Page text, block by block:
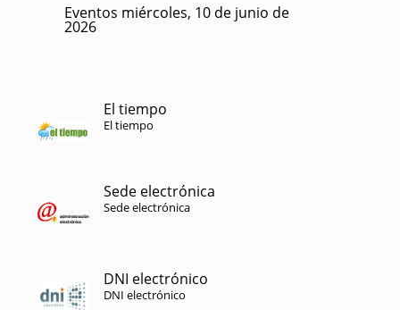
Eventos miércoles, 10 de junio de
2026
El tiempo
El tiempo
Sede electrónica
Sede electrónica
DNI electrónico
DNI electrónico